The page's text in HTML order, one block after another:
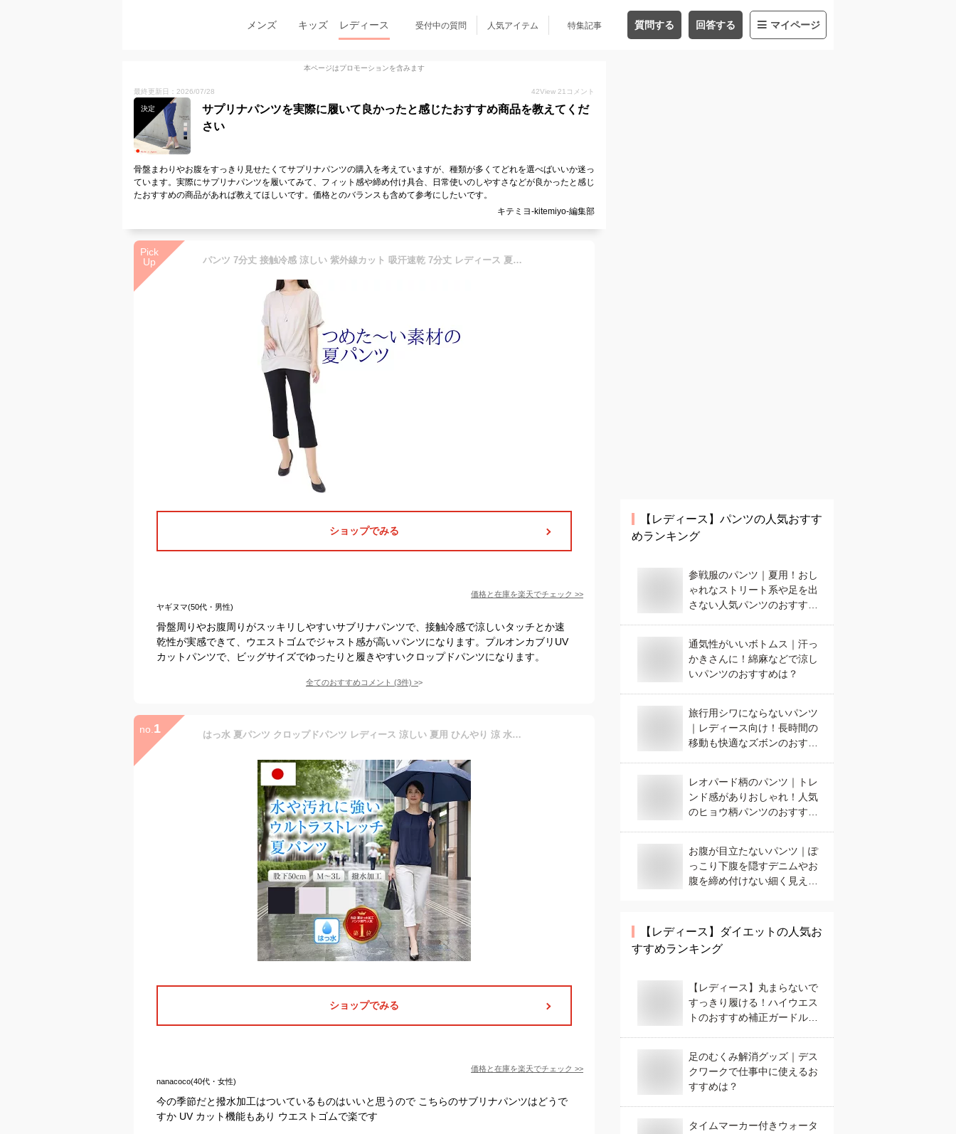
メンズ キッズ レディース 受付中の質問 人気アイテム 特集記事 質問する 回答する マイページ
本ページはプロモーションを含みます
最終更新日：2026/07/28 42View 21 コメント
決定
サプリナパンツを実際に履いて良かったと感じたおすすめ商品を教えてくだ
さい
骨盤まわりやお腹をすっきり見せたくてサプリナパンツの購入を考えていますが、種類が多くてどれを選べばいいか迷っ
ています。実際にサプリナパンツを履いてみて、フィット感や締め付け具合、日常使いのしやすさなどが良かったと感じ
たおすすめの商品があれば教えてほしいです。価格とのバランスも含めて参考にしたいです。
キテミヨ-kitemiyo-編集部
Pick
Up
パンツ 7分丈 接触冷感 涼しい 紫外線カット 吸汗速乾 7分丈 レディース 夏パンツ サブリナ ボトムス ズボン接触冷感パンツ クロップド ウエストゴム プルオン カプリパンツ UVカット ストレッチ スラックス 大きいサイズ コーデ コーディネート 30代 40代 50代
ショップでみる
価格と在庫を楽天でチェック >>
ヤギヌマ(50代・男性)
骨盤周りやお腹周りがスッキリしやすいサブリナパンツで、接触冷感で涼しいタッチとか速
乾性が実感できて、ウエストゴムでジャスト感が高いパンツになります。プルオンカブリUV
カットパンツで、ビッグサイズでゆったりと履きやすいクロップドパンツになります。
全てのおすすめコメント (3件) >
no. 1 はっ水 夏パンツ クロップドパンツ レディース 涼しい 夏用 ひんやり 涼 水や汚れに強い 7分丈 ゆったり ストレッチ 綿混 水をはじく ボトムス プルオン スラックス オフィス ズボン 雨の日 梅雨 撥水加工 UVカット 透け防止 日本製 クロップド サブリナ サマー ウエストゴム
ショップでみる
価格と在庫を楽天でチェック >>
nanacoco(40代・女性)
今の季節だと撥水加工はついているものはいいと思うので こちらのサブリナパンツはどうで
すか UV カット機能もあり ウエストゴムで楽です
【レディース】 パンツの人気おすす
めランキング
参戦服のパンツ｜夏用！おし
ゃれなストリート系や足を出
さない人気パンツのおすすめ
通気性がいいボトムス｜汗っ
かきさんに！綿麻などで涼し
いパンツのおすすめは？
旅行用シワにならないパンツ
｜レディース向け！長時間の
移動も快適なズボンのおすす
レオパード柄のパンツ｜トレ
ンド感がありおしゃれ！人気
のヒョウ柄パンツのおすすめ
お腹が目立たないパンツ｜ぽ
っこり下腹を隠すデニムやお
腹を締め付けない細く見える
【レディース】 ダイエット の人気お
すすめランキング
【レディース】丸まらないで
すっきり履ける！ハイウエス
トのおすすめ補正ガードル
足のむくみ解消グッズ｜デス
クワークで仕事中に使えるお
すすめは？
タイムマーカー付きウォータ